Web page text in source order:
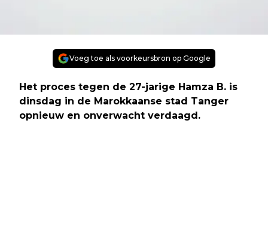
Voeg toe als voorkeursbron op Google
Het proces tegen de 27-jarige Hamza B. is
dinsdag in de Marokkaanse stad Tanger
opnieuw en onverwacht verdaagd.